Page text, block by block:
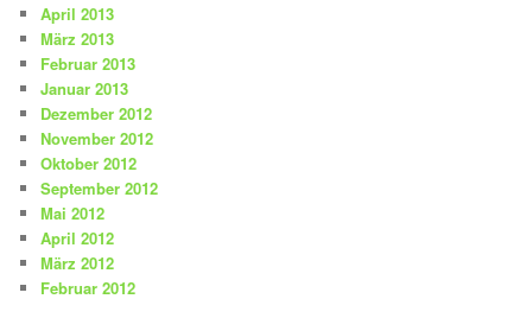
April 2013
März 2013
Februar 2013
Januar 2013
Dezember 2012
November 2012
Oktober 2012
September 2012
Mai 2012
April 2012
März 2012
Februar 2012